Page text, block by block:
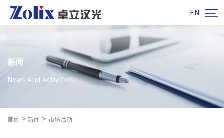
EN 
新闻
News And Activities
首页 > 新闻 > 市场活动